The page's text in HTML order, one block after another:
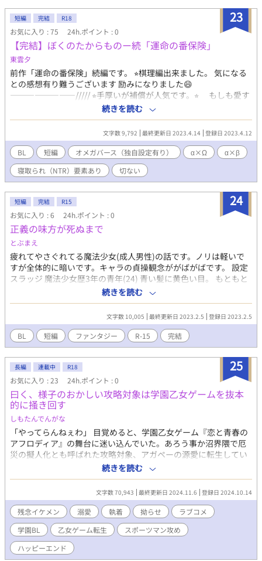
す。 よろしくお願いします。
23
短編 完結 R18
お気に入り : 75 24h.ポイント : 0
【完結】ぼくのたからものー続「運命の番保険」
東雲夕
前作「運命の番保険」続編です。 ⭐︎棋理編出来ました。 気になる
との感想有り難うございます 励みになりました😄
————————///// ⭐︎手厚いが補償が人気です。⭐︎ もしも愛す
るパートナーがαだったら、Ωだったら、もしも運命の番に出会っ
てしまったら。 そんな貴方には「運命の番保険」保険料はリー
ズナブル。無事に満期を迎えますと高額な返戻金あり。さあ、あ
なたも愛するパートナーと金婚式を目指しましょう。 資料は請求
はこちら。今ならWEB限定割引実施中。お問い合わせはお気軽
に。 0120-xxxx-xxxまで。 ————————///// という架空の保
険があるオメガバースの世界のお話。 お互いの伴侶が運命の番だ
った、二組の夫夫。前作尊の伴侶だった棋理のお話です。 暗いで
す。希望があるかは見る人によるかと。書いてる人はバドエンで
はないと思ってます。運命に翻弄されたα、棋理の物語。 良かった
見てやってください。 オメガバース独自設定あり。 地雷もちの皆
様は自己防衛お願いします。 読後の記憶削除は筆者の能力では無
理ですからね。よくよくお気をつけて〜。 ⭐︎三話完結しました。
続きを読む
文字数 9,792 最終更新日 2023.4.14 登録日 2023.4.12
BL 短編 オメガバース（独自設定有り） α×Ω
α×β
寝取られ（NTR）要素あり
切ない
24
短編 完結 R15
お気に入り : 6 24h.ポイント : 0
正義の味方が死ぬまで
とぶまえ
疲れてやさぐれてる魔法少女(成人男性)の話です。ノリは軽いで
すが全体的に暗いです。キャラの貞操観念ががばがばです。 設定
スラッジ 魔法少女歴3年の青年(24) 青い髪に黄色い目。 もともと
は非行に走っていたはた迷惑な人間。金もなくふらふらとしてい
る時期にいい仕事があると声をかけられ始めたのが魔法少女。自
分のような奴でも正義の味方になれるのかと最初こそ熱心に活動
していたが、倒しても倒しても減らない怪物、手伝いもしないで
見ているだけの市民、ろくに補助もしない運営の人間、色んなも
のへの鬱憤が溜まり最近はやけっぱち。 魔法少女に変身するとど
こからとも無くラジオ体操第一が流れ始め、ジャージ姿へと変貌
する。特殊加工がされた衣装でこれを着ていれば身近な人に会っ
ても正体はバレないとかどうとか。 魔法少女だけが扱える魔法道
具はダメージ計算が非常に複雑な為もっぱら自前の武器で刺殺か
銃殺している。 パラス 魔法少女の青年(22？) 橙色の髪に緑色の
目。 経歴不明で身分証も持っていない青年。最近魔法少女を始め
た。 知り合いが全くいないため人前で変身解除をしても誰にもバ
レる心配がない。バレる身元がない。 家もないのでスラッジと同
居している。 変身する時に敵の出現時と同じBGMが流れる。何故
ならば本当に敵だからである。 内部から潰してやろうと始めた魔
法少女だったが、スラッジの病みっぷりを見るにそのうちこいつ
が虐殺を始めるんじゃないかと思っている。
続きを読む
文字数 10,005 最終更新日 2023.2.5 登録日 2023.2.5
BL 短編 ファンタジー R-15 完結
25
長編 連載中 R18
お気に入り : 23 24h.ポイント : 0
曰く、様子のおかしい攻略対象は学園乙女ゲームを抜本
的に掻き回す
しもたんでんがな
「やってらんねぇわ」 目覚めると、学園乙女ゲーム『恋と青春の
アフロディア』の舞台に迷い込んでいた。あろう事か沼界隈で厄
災の擬人化とも呼ばれた攻略対象、アガペーの源愛に転生してい
た事に気が付いた俺は開き直って溶けかけたアイスを啜った。 掻
き回し役の源愛が人生を大きく躓くキッカケで前世の記憶を取り
戻すも既に後の祭り。 乙女ゲーム本番の学園生活が始まるまで残
り数年、何が何でも物語のキッカケとなるイベントを回避すると
決意した。 家族の為、友の為。 大義名分を引っ提げ、己がために
持ち前の推定愛嬌と厚かましさだけで襲い来るイベントと出歯亀
どもを次々と掻い潜る。 異変に気付いた時には時既に遅し。いつ
の間にか三国一の愛されもんになっていたバッタもん攻略対象の
珍話開幕。 ※18overにはタイトルに※を付けます(後半予定)。 ※
続きを読む
文字数 70,943 最終更新日 2024.11.6 登録日 2024.10.14
残念イケメン 溺愛 執着 拗らせ
ラブコメ
学園BL
乙女ゲーム転生
スポーツマン攻め
ハッピーエンド